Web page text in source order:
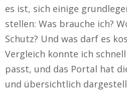
es ist, sich einige
stellen: Was brauche ich?
Schutz? Und was darf es
Vergleich konnte ich
passt, und das Portal hat
und übersichtlich